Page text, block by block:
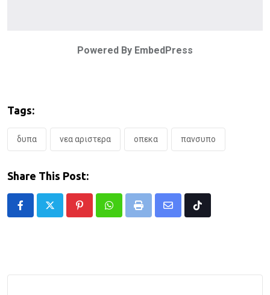
Powered By EmbedPress
Tags:
δυπα νεα αριστερα οπεκα πανσυπο
Share This Post:
PinterestWhatsappPrint
Share
Tiktok